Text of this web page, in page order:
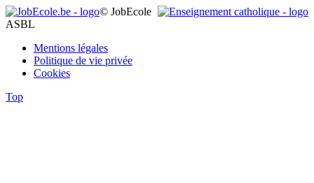
© JobEcole
ASBL
Mentions légales
Politique de vie privée
Cookies
Top